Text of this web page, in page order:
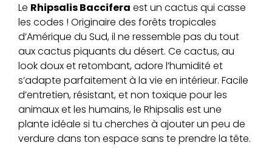
Le Rhipsalis Baccifera est un cactus qui casse
les codes ! Originaire des forêts tropicales
d’Amérique du Sud, il ne ressemble pas du tout
aux cactus piquants du désert. Ce cactus, au
look doux et retombant, adore l’humidité et
s’adapte parfaitement à la vie en intérieur. Facile
d’entretien, résistant, et non toxique pour les
animaux et les humains, le Rhipsalis est une
plante idéale si tu cherches à ajouter un peu de
verdure dans ton espace sans te prendre la tête.